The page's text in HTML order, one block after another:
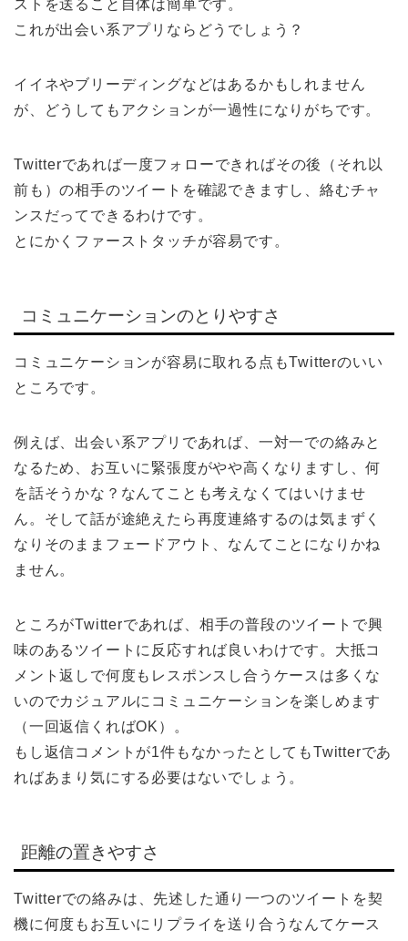
ストを送ること自体は簡単です。
これが出会い系アプリならどうでしょう？
イイネやブリーディングなどはあるかもしれません
が、どうしてもアクションが一過性になりがちです。
Twitterであれば一度フォローできればその後（それ以
前も）の相手のツイートを確認できますし、絡むチャ
ンスだってできるわけです。
とにかくファーストタッチが容易です。
コミュニケーションのとりやすさ
コミュニケーションが容易に取れる点もTwitterのいい
ところです。
例えば、出会い系アプリであれば、一対一での絡みと
なるため、お互いに緊張度がやや高くなりますし、何
を話そうかな？なんてことも考えなくてはいけませ
ん。そして話が途絶えたら再度連絡するのは気まずく
なりそのままフェードアウト、なんてことになりかね
ません。
ところがTwitterであれば、相手の普段のツイートで興
味のあるツイートに反応すれば良いわけです。大抵コ
メント返しで何度もレスポンスし合うケースは多くな
いのでカジュアルにコミュニケーションを楽しめます
（一回返信くればOK）。
もし返信コメントが1件もなかったとしてもTwitterであ
ればあまり気にする必要はないでしょう。
距離の置きやすさ
Twitterでの絡みは、先述した通り一つのツイートを契
機に何度もお互いにリプライを送り合うなんてケース